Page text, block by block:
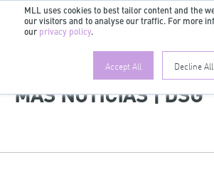
MLL uses cookies to best tailor content and the
our visitors and to analyse our traffic. For more
our privacy policy.
Accept All Decline All
MÁS NOTICIAS | DSG